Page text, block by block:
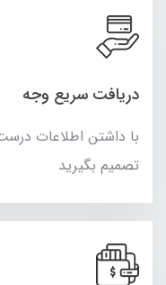
دریافت سریع وجه
با داشتن اطلاعات
تصمیم بگیرید